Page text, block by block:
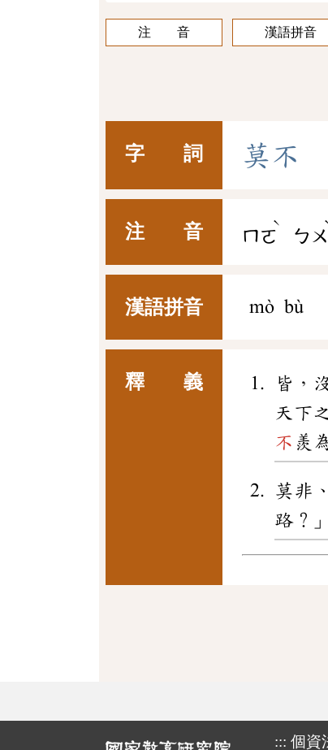
注 音 漢語拼音
字 詞 莫不
注 音 ㄇㄛ
ˋ
ㄅㄨ
漢語拼音 mò bù
釋 義
皆，
天下
不 羨
莫非
路？
::: 個資